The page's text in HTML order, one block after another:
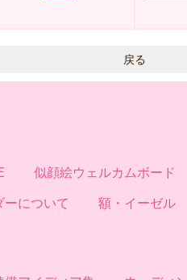
似顔絵ウェルカムボード
ーについて 額・イーゼル